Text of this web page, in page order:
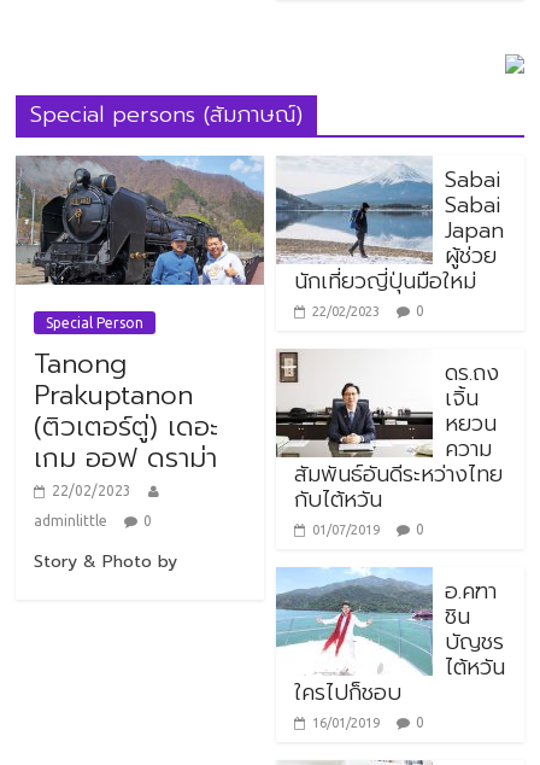
Special persons (สัมภาษณ์)
Special Person
Tanong
Prakuptanon
(ติวเตอร์ตู่) เดอะ
เกม ออฟ ดราม่า
22/02/2023
adminlittle
0
Story & Photo by
Sabai
Sabai
Japan
ผู้ช่วย
นักเที่ยวญี่ปุ่นมือใหม่
22/02/2023 0
ดร.ถง
เจิ้น
หยวน
ความ
สัมพันธ์อันดีระหว่างไทย
กับไต้หวัน
01/07/2019 0
อ.คฑา
ชิน
บัญชร
ไต้หวัน
ใครไปก็ชอบ
16/01/2019 0